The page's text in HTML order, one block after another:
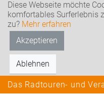
Diese Webseite möchte
komfortables Surferlebnis
zu? Mehr erfahren
Akzeptieren
Ablehnen
Das Radtouren- und